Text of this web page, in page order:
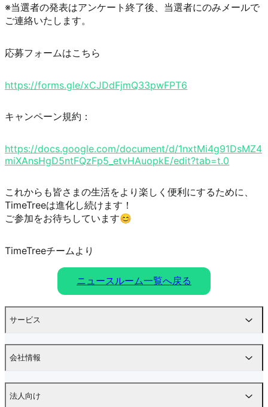
※当選者の発表はアンケート終了後、当選者にのみメールで
ご連絡いたします。
応募フォームはこちら
https://forms.gle/xCJDdFjmQ33pwFPT6
キャンペーン規約：
https://docs.google.com/document/d/1nxtMi4g91DsMZ4
miXAnsHgD5ntFQzFp5_etvHAuopkE/edit?tab=t.0
これからも皆さまの生活をより楽しく便利にするために、
TimeTreeは進化し続けます！
ご参加をお待ちしています😊
TimeTreeチームより
ニュースルーム一覧へ戻る
サービス
会社情報
法人向け